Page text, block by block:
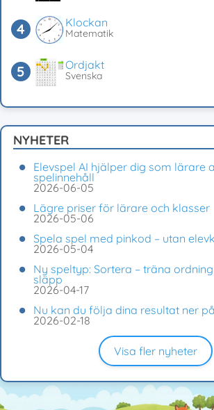
Klockan
Matematik
Ordjakt
Svenska
NYHETER
Elevspel AI hjälper dig som lärare
spelinnehåll
2026-06-05
Lägre priser för lärare och klasser
2026-05-06
Spela spel med pinkod – utan
2026-05-04
Ny speltyp: Sortera – träna
släpp
2026-04-17
Nu kan du följa dina resultat ner
2026-02-18
Visa fler nyheter